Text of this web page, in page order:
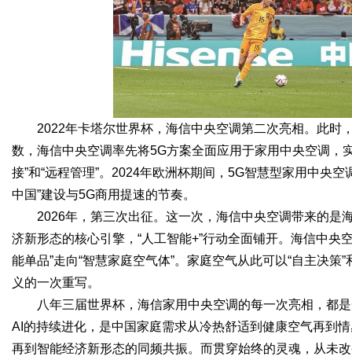
2022年卡塔尔世界杯，海信中央空调第二次亮相。此时
数，海信中央空调率先将5G方案全面应用于家用中央空调，
接”和“远程管理”。2024年欧洲杯期间，5G智慧型家用中央
中国”建设与5G商用提速的节奏。
2026年，第三次出征。这一次，海信中央空调带来的是
济新形态的核心引擎，“人工智能+”行动全面铺开。海信中央
能单品”走向“智慧家庭空气体”。家庭空气从此可以“自主决策
义的一次重写。
八年三届世界杯，海信家用中央空调的每一次亮相，都
AI的持续进化，是中国家庭需求从冷热舒适到健康空气再到
再到智能经济新形态的同频共振。而贯穿始终的灵魂，从未